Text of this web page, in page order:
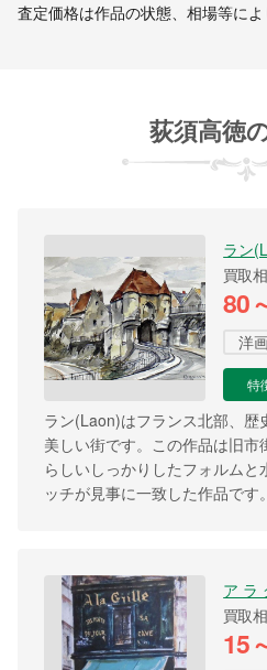
査定価格は作品の状態、相場等によ
荻須高徳
ラン
買取
80
洋
特
ラン(Laon)はフランス北部、歴
美しい街です。この作品は旧
らしいしっかりしたフォルムと
ッチが見事に一致した作品です。
ア ラ
買取
15